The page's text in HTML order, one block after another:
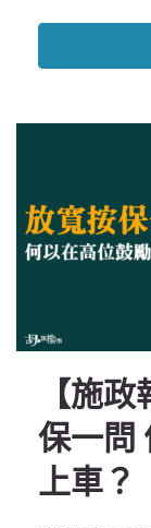
【施
保一問
上車？